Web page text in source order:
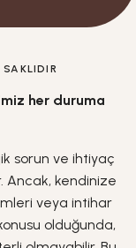
her duruma
sorun ve ihtiyaç
Ancak, kendinize
veya intihar
olduğunda,